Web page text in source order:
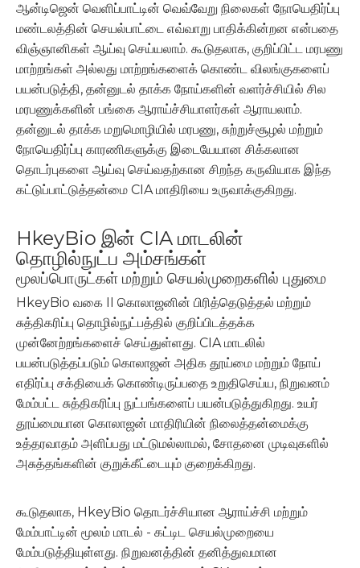
ஆன்டிஜென் வெளிப்பாட்டின் வெவ்வேறு நிலைகள் நோயெதிர்ப்பு
மண்டலத்தின் செயல்பாட்டை எவ்வாறு பாதிக்கின்றன என்பதை
விஞ்ஞானிகள் ஆய்வு செய்யலாம். கூடுதலாக, குறிப்பிட்ட மரபணு
மாற்றங்கள் அல்லது மாற்றங்களைக் கொண்ட விலங்குகளைப்
பயன்படுத்தி, தன்னுடல் தாக்க நோய்களின் வளர்ச்சியில் சில
மரபணுக்களின் பங்கை ஆராய்ச்சியாளர்கள் ஆராயலாம்.
தன்னுடல் தாக்க மறுமொழியில் மரபணு, சுற்றுச்சூழல் மற்றும்
நோயெதிர்ப்பு காரணிகளுக்கு இடையேயான சிக்கலான
தொடர்புகளை ஆய்வு செய்வதற்கான சிறந்த கருவியாக இந்த
கட்டுப்பாட்டுத்தன்மை CIA மாதிரியை உருவாக்குகிறது.
HkeyBio இன் CIA மாடலின்
தொழில்நுட்ப அம்சங்கள்
மூலப்பொருட்கள் மற்றும் செயல்முறைகளில் புதுமை
HkeyBio வகை II கொலாஜனின் பிரித்தெடுத்தல் மற்றும்
சுத்திகரிப்பு தொழில்நுட்பத்தில் குறிப்பிடத்தக்க
முன்னேற்றங்களைச் செய்துள்ளது. CIA மாடலில்
பயன்படுத்தப்படும் கொலாஜன் அதிக தூய்மை மற்றும் நோய்
எதிர்ப்பு சக்தியைக் கொண்டிருப்பதை உறுதிசெய்ய, நிறுவனம்
மேம்பட்ட சுத்திகரிப்பு நுட்பங்களைப் பயன்படுத்துகிறது. உயர்
தூய்மையான கொலாஜன் மாதிரியின் நிலைத்தன்மைக்கு
உத்தரவாதம் அளிப்பது மட்டுமல்லாமல், சோதனை முடிவுகளில்
அசுத்தங்களின் குறுக்கீட்டையும் குறைக்கிறது.
கூடுதலாக, HkeyBio தொடர்ச்சியான ஆராய்ச்சி மற்றும்
மேம்பாட்டின் மூலம் மாடல் - கட்டிட செயல்முறையை
மேம்படுத்தியுள்ளது. நிறுவனத்தின் தனித்துவமான